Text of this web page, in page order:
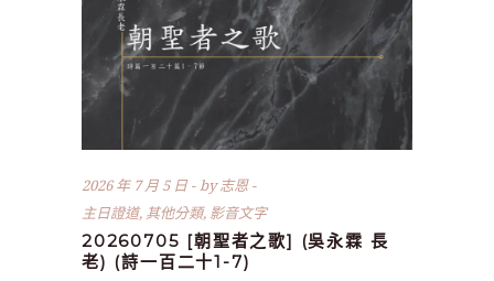
2026 年 7 月 5 日 by志恩
主日證道, 其他分類, 影音文字
20260705 [朝聖者之歌] (吳永霖 長
老) (詩一百二十1-7)